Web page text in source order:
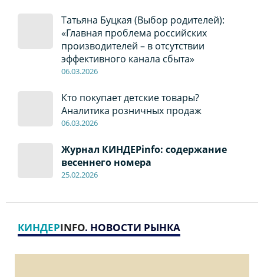
Татьяна Буцкая (Выбор родителей):
«Главная проблема российских
производителей – в отсутствии
эффективного канала сбыта»
06.03.2026
Кто покупает детские товары?
Аналитика розничных продаж
06.03.2026
Журнал КИНДЕРinfo: содержание
весеннего номера
25.02.2026
КИНДЕРINFO. НОВОСТИ РЫНКА